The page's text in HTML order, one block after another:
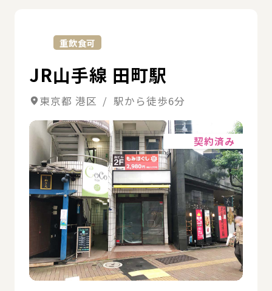
重飲食可
JR山手線 田町駅
東京都 港区 / 駅から徒歩6分
契約済み